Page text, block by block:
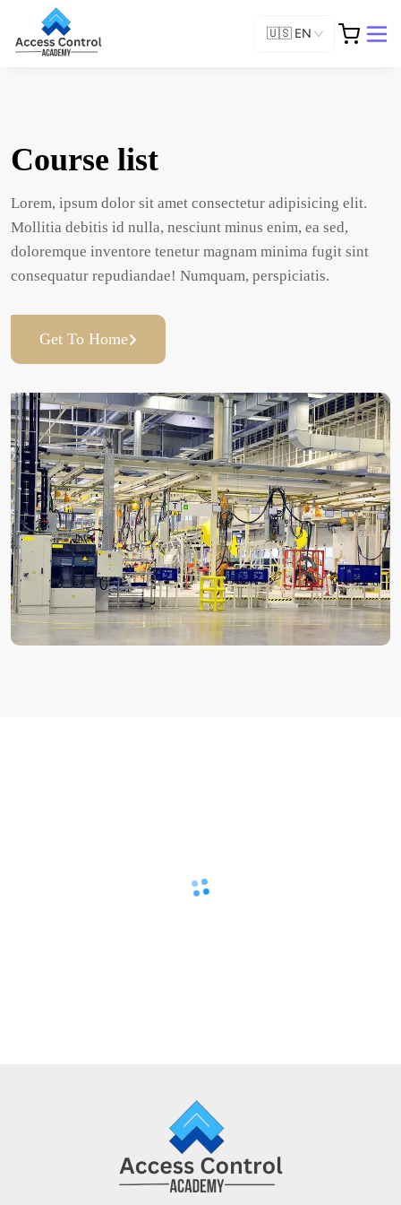
🇺🇸 EN
Course list
Lorem, ipsum dolor sit amet consectetur adipisicing elit.
Mollitia debitis id nulla, nesciunt minus enim, ea sed,
doloremque inventore tenetur magnam minima fugit sint
consequatur repudiandae! Numquam, perspiciatis.
Get To Home